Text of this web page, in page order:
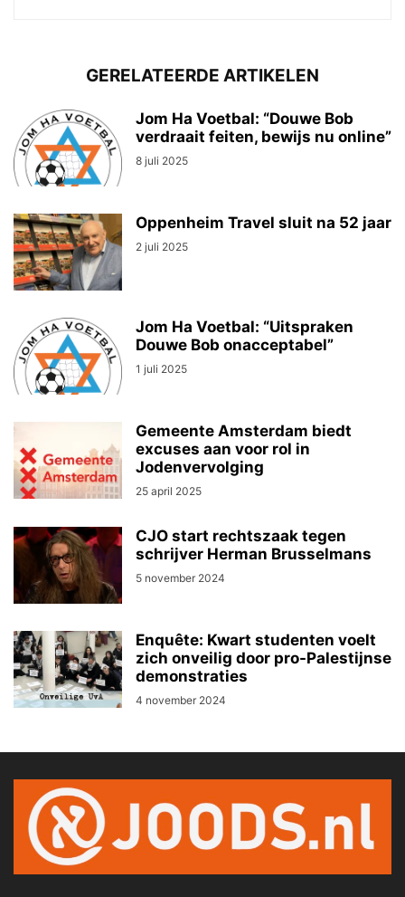
GERELATEERDE ARTIKELEN
Jom Ha Voetbal: “Douwe Bob
verdraait feiten, bewijs nu online”
8 juli 2025
Oppenheim Travel sluit na 52 jaar
2 juli 2025
Jom Ha Voetbal: “Uitspraken
Douwe Bob onacceptabel”
1 juli 2025
Gemeente Amsterdam biedt
excuses aan voor rol in
Jodenvervolging
25 april 2025
CJO start rechtszaak tegen
schrijver Herman Brusselmans
5 november 2024
Enquête: Kwart studenten voelt
zich onveilig door pro-Palestijnse
demonstraties
4 november 2024